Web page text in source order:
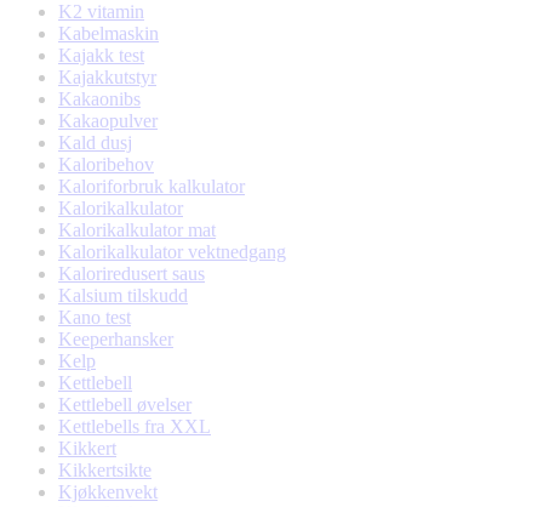
K2 vitamin
Kabelmaskin
Kajakk test
Kajakkutstyr
Kakaonibs
Kakaopulver
Kald dusj
Kaloribehov
Kaloriforbruk kalkulator
Kalorikalkulator
Kalorikalkulator mat
Kalorikalkulator vektnedgang
Kaloriredusert saus
Kalsium tilskudd
Kano test
Keeperhansker
Kelp
Kettlebell
Kettlebell øvelser
Kettlebells fra XXL
Kikkert
Kikkertsikte
Kjøkkenvekt